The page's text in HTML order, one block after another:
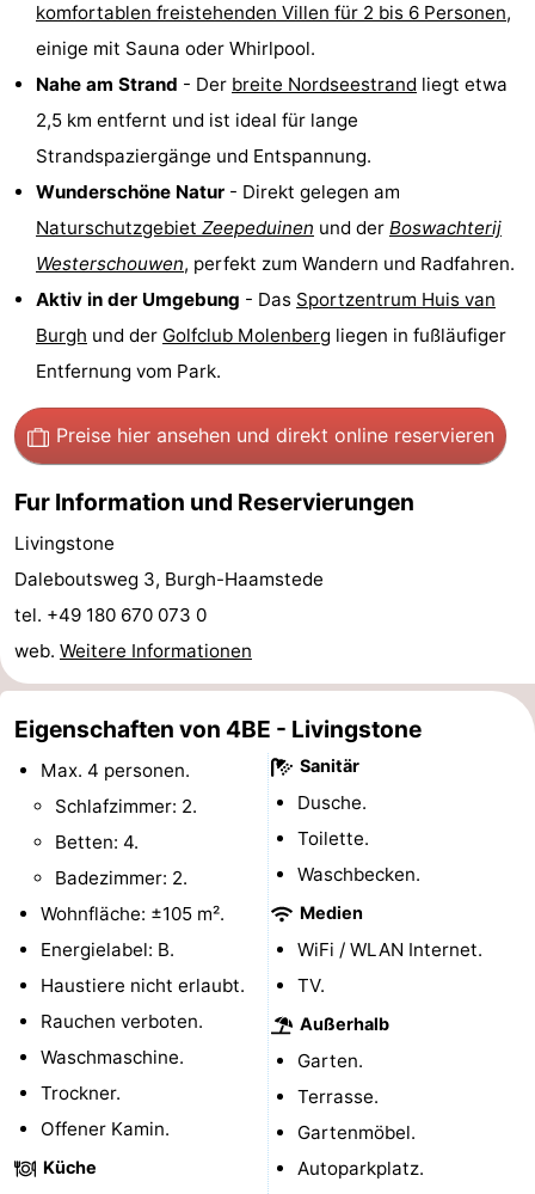
Denkmäler
Aussichtspunkte
Attraktionen
Rundfahrten
Indoor-
Spielplätze
Bowling
-
Zentren
Dörfer
&
Städte
Natur
Führungen
Sport
Schwimmbader
Radfahren
Wandern
-
Reiten
Golfplatze
-
Surfen
Sportangeln
Seehunden
Essen
komfortablen freistehenden Villen für 2 bis 6 Personen,
einige mit Sauna oder Whirlpool.
Nahe am Strand - Der breite Nordseestrand liegt etwa
2,5 km entfernt und ist ideal für lange
Strandspaziergänge und Entspannung.
Wunderschöne Natur - Direkt gelegen am
Naturschutzgebiet Zeepeduinen und der Boswachterij
Westerschouwen, perfekt zum Wandern und Radfahren.
Aktiv in der Umgebung - Das Sportzentrum Huis van
Burgh und der Golfclub Molenberg liegen in fußläufiger
Entfernung vom Park.
Preise hier ansehen und direkt online reservieren
Fur Information und Reservierungen
Livingstone
Daleboutsweg 3, Burgh-Haamstede
tel. +49 180 670 073 0
web. Weitere Informationen
Eigenschaften von 4BE - Livingstone
Max. 4 personen.
Schlafzimmer: 2.
Betten: 4.
Badezimmer: 2.
Wohnfläche: ±105 m².
Energielabel: B.
Haustiere nicht erlaubt.
Rauchen verboten.
Waschmaschine.
Trockner.
Offener Kamin.
Küche
Sanitär
Dusche.
Toilette.
Waschbecken.
Medien
WiFi / WLAN Internet.
TV.
Außerhalb
Garten.
Terrasse.
Gartenmöbel.
Autoparkplatz.